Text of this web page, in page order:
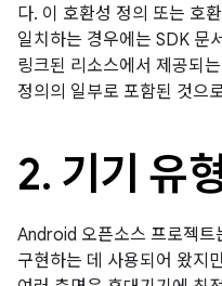
다. 이 호환성 정의 또는 호
일치하는 경우에는 SDK 문
링크된 리소스에서 제공되
정의의 일부로 포함된 것으
2. 기기 유
Android 오픈소스 프로젝트
구현하는 데 사용되어 왔지